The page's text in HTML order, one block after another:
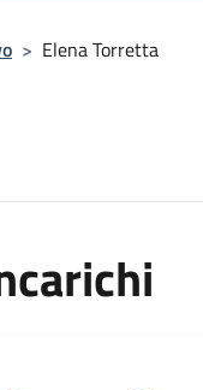
> Elena Torretta